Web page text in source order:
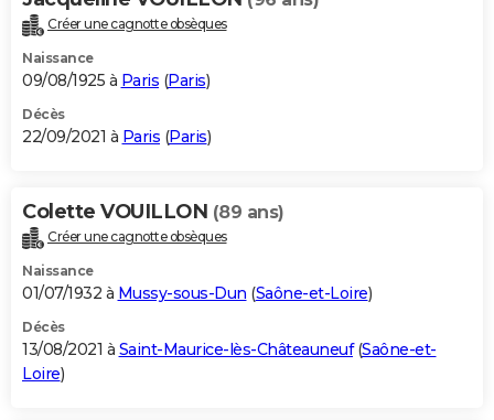
Créer une cagnotte obsèques
Naissance
09/08/1925 à Paris (Paris)
Décès
22/09/2021 à Paris (Paris)
Colette VOUILLON (89 ans)
Créer une cagnotte obsèques
Naissance
01/07/1932 à Mussy-sous-Dun (Saône-et-Loire)
Décès
13/08/2021 à Saint-Maurice-lès-Châteauneuf(Saône-et-
Loire)